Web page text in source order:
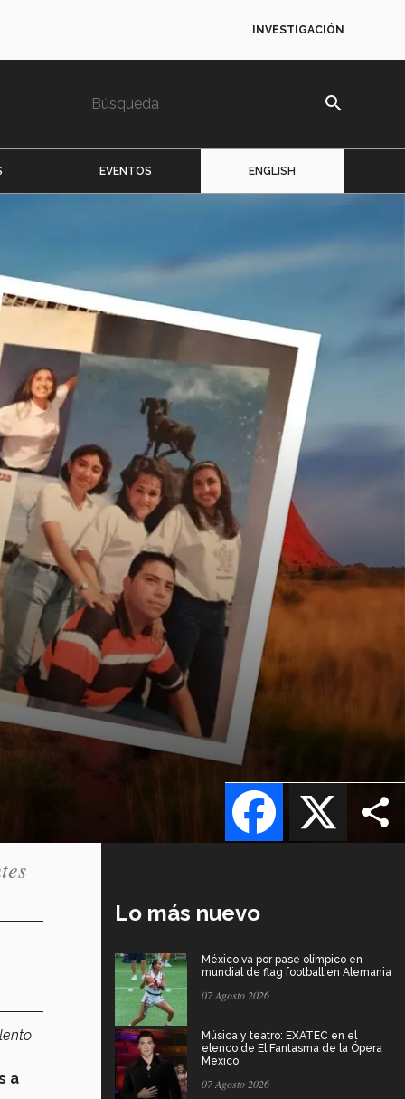
INVESTIGACIÓN
search
EVENTOS ENGLISH
X
Facebook
a
Lo más nuevo
México va por pase olímpico en
mundial de flag football en Alemania
07 Agosto 2026
Música y teatro: EXATEC en el
elenco de El Fantasma de la Ópera
Mexico
07 Agosto 2026